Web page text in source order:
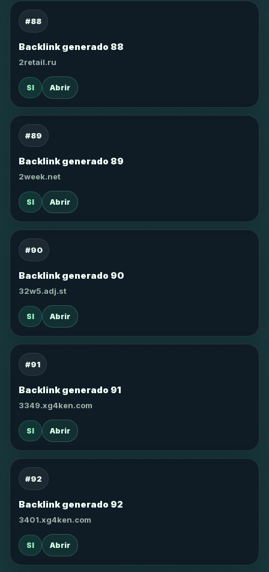
#88
Backlink generado 88
2retail.ru
SI Abrir
#89
Backlink generado 89
2week.net
SI Abrir
#90
Backlink generado 90
32w5.adj.st
SI Abrir
#91
Backlink generado 91
3349.xg4ken.com
SI Abrir
#92
Backlink generado 92
3401.xg4ken.com
SI Abrir